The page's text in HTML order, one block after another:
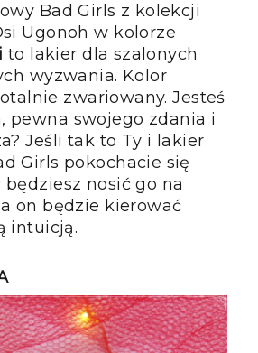
Bad Girls z kolekcji
Ugonoh w kolorze
to lakier dla szalonych
wyzwania. Kolor
zwariowany. Jesteś
pewna swojego zdania i
Jeśli tak to Ty i lakier
Girls pokochacie się
będziesz nosić go na
on będzie kierować
intuicją.